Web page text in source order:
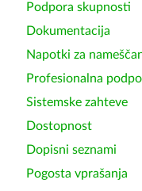
Podpora skupnosti
Dokumentacija
Napotki za
Profesionalna
Sistemske zahteve
Dostopnost
Dopisni seznami
Pogosta vprašanja